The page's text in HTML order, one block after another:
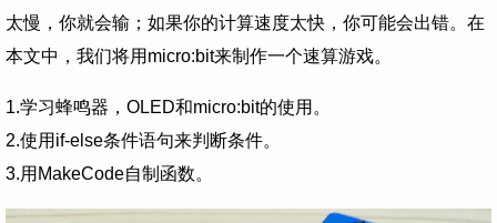
太慢，你就会输；如果你的计算速度太快，你可能会出错。在
本文中，我们将用micro:bit来制作一个速算游戏。
1.学习蜂鸣器，OLED和micro:bit的使用。
2.使用if-else条件语句来判断条件。
3.用MakeCode自制函数。